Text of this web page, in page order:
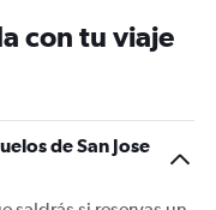
con tu viaje
de San Jose